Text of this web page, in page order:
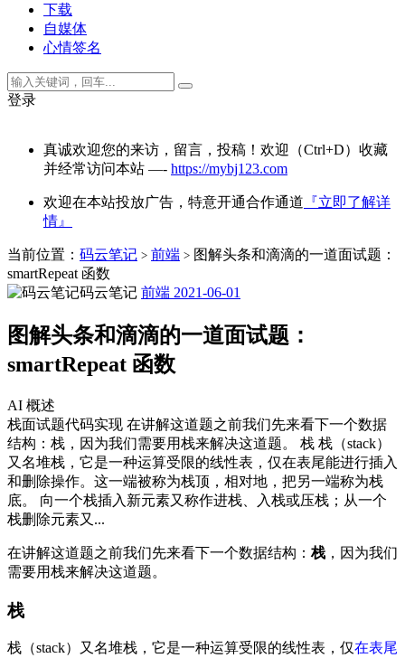
下载
自媒体
心情签名
登录
真诚欢迎您的来访，留言，投稿！欢迎（Ctrl+D）收藏
并经常访问本站 —- https://mybj123.com
欢迎在本站投放广告，特意开通合作通道 『立即了解详
情』
当前位置： 码云笔记 > 前端 > 图解头条和滴滴的一道面试题：
smartRepeat 函数
码云笔记 前端 2021-06-01
图解头条和滴滴的一道面试题：
smartRepeat 函数
AI 概述
栈面试题代码实现 在讲解这道题之前我们先来看下一个数据
结构：栈，因为我们需要用栈来解决这道题。 栈 栈（stack）
又名堆栈，它是一种运算受限的线性表，仅在表尾能进行插入
和删除操作。这一端被称为栈顶，相对地，把另一端称为栈
底。 向一个栈插入新元素又称作进栈、入栈或压栈；从一个
栈删除元素又...
在讲解这道题之前我们先来看下一个数据结构：栈 ，因为我们
需要用栈来解决这道题。
栈
栈（stack）又名堆栈，它是一种运算受限的线性表，仅在表尾